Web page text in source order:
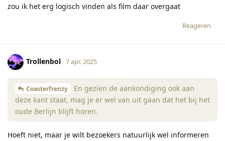
zou ik het erg logisch vinden als film daar overgaat
Reageren
Trollenbol 7 apr. 2025
Coasterfrenzy
En gezien de aankondiging ook aan
deze kant staat, mag je er wel van uit gaan dat het bij het
oude Berlijn blijft horen.
Hoeft niet, maar je wilt bezoekers natuurlijk wel informeren